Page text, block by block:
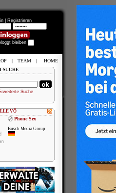
| Registrieren
bleiben
SUCHE
Suche
VÖ
Phone Sex
Busch Media Group
| TEAM | HOME